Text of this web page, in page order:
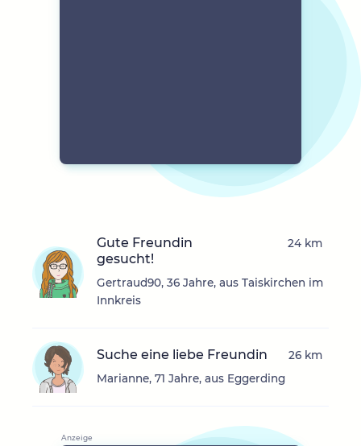
Gute Freundin
gesucht!
Gertraud90, 36 Jahre, aus Taiskirchen im
Innkreis
24 km
Suche eine liebe Freundin
Marianne, 71 Jahre, aus Eggerding
26 km